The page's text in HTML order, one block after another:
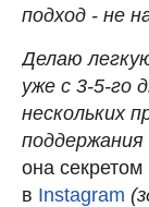
подход - не
Делаю
уже с 3-5-го
нескольких
она
в Instagram